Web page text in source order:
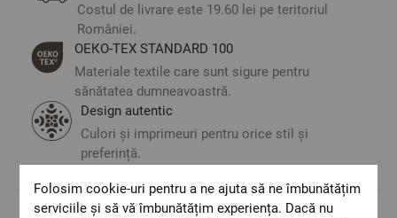
Costul de livrare este 19.60 lei pe teritoriul
României.
ОЕКО-ТЕX STANDARD 100
Materiale textile care sunt sigure pentru
sănătatea dumneavoastră.
Design autentic
Culori și imprimeuri pentru orice stil și
preferință.
Folosim cookie-uri pentru a ne ajuta să ne îmbunătățim
serviciile și să vă îmbunătățim experiența. Dacă nu